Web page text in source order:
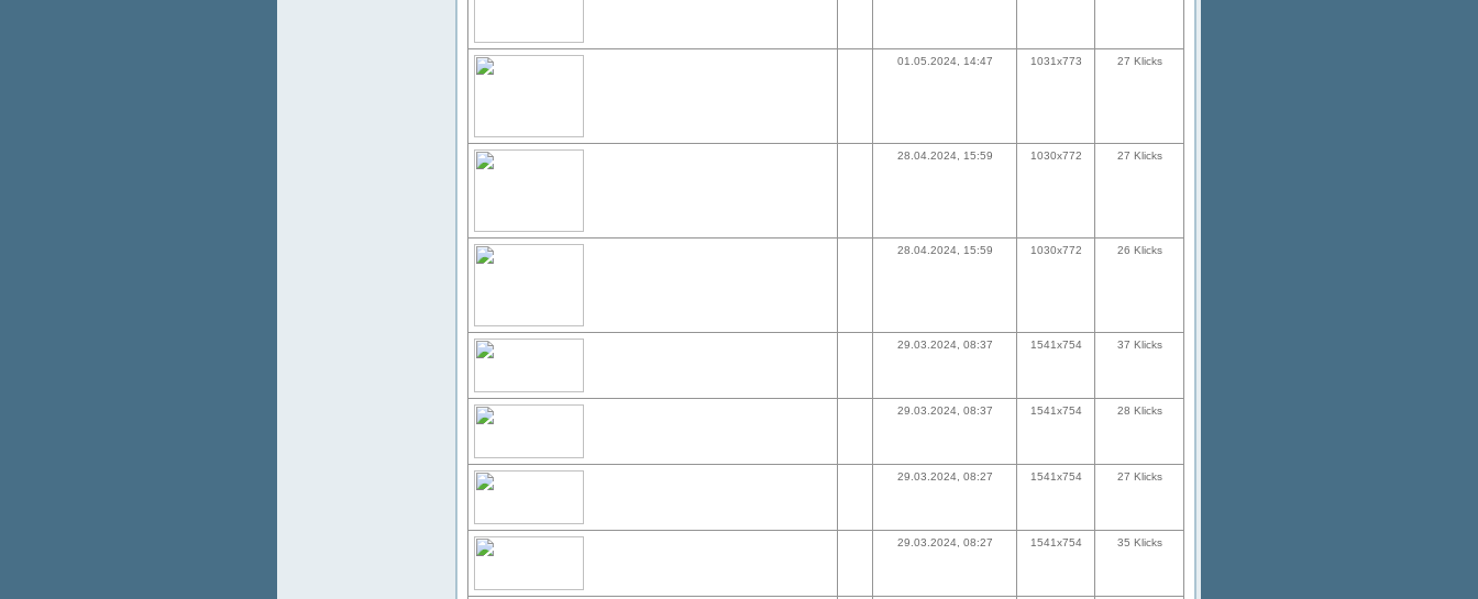
01.05.2024, 14:47 1031x773 27 Klicks
28.04.2024, 15:59 1030x772 27 Klicks
28.04.2024, 15:59 1030x772 26 Klicks
29.03.2024, 08:37 1541x754 37 Klicks
29.03.2024, 08:37 1541x754 28 Klicks
29.03.2024, 08:27 1541x754 27 Klicks
29.03.2024, 08:27 1541x754 35 Klicks